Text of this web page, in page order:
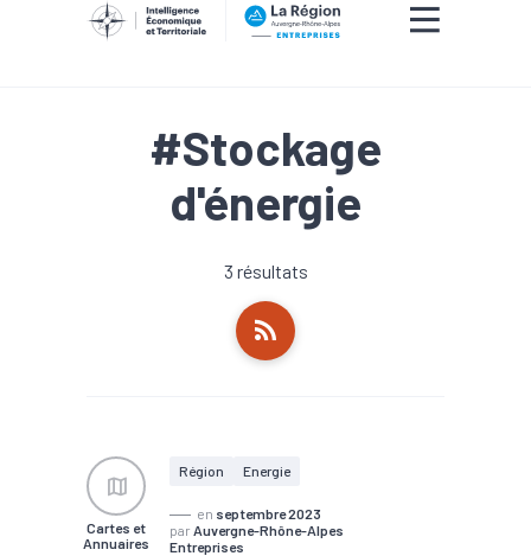
#Stockage
d'énergie
3 résultats
Cartes et
Annuaires
Région Energie
en septembre 2023
par Auvergne-Rhône-Alpes
Entreprises